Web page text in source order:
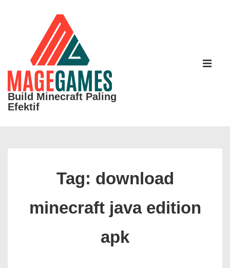
Build Minecraft Paling
Efektif
Main
Tag: download
minecraft java edition
apk